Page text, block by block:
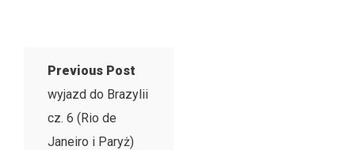
Previous Post
wyjazd do Brazylii
cz. 6 (Rio de
Janeiro i Paryż)